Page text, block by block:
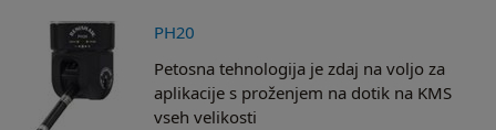
PH20
Petosna tehnologija je zdaj na voljo za
aplikacije s proženjem na dotik na KMS
vseh velikosti